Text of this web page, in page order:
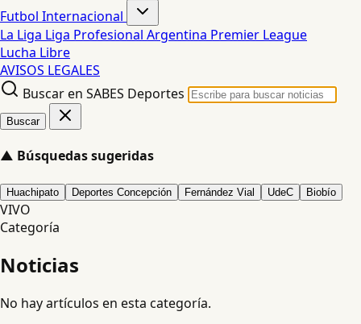
Futbol Internacional
La Liga Liga Profesional Argentina Premier League
Lucha Libre
AVISOS LEGALES
Buscar en SABES Deportes
Buscar
▲ Búsquedas sugeridas
Huachipato Deportes Concepción Fernández Vial UdeC Biobío
VIVO
Categoría
Noticias
No hay artículos en esta categoría.